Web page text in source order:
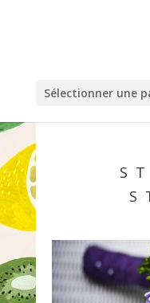
Sélectionner une